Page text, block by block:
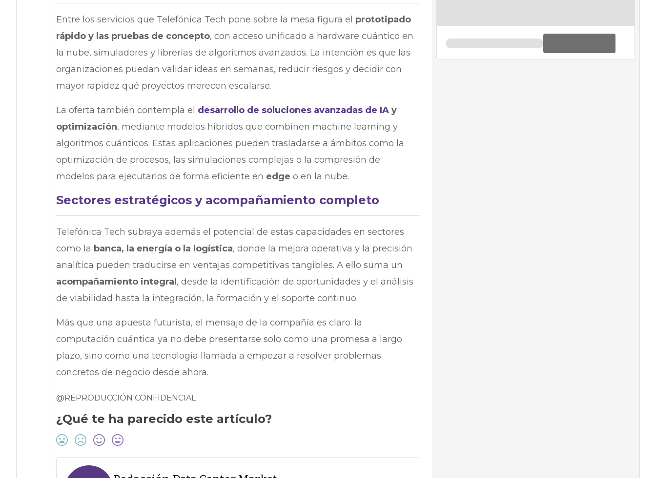
Entre los servicios que Telefónica Tech pone sobre la mesa figura el prototipado
rápido y las pruebas de concepto, con acceso unificado a hardware cuántico en
la nube, simuladores y librerías de algoritmos avanzados. La intención es que las
organizaciones puedan validar ideas en semanas, reducir riesgos y decidir con
mayor rapidez qué proyectos merecen escalarse.
La oferta también contempla el desarrollo de soluciones avanzadas de IAy
optimización, mediante modelos híbridos que combinen machine learning y
algoritmos cuánticos. Estas aplicaciones pueden trasladarse a ámbitos como la
optimización de procesos, las simulaciones complejas o la compresión de
modelos para ejecutarlos de forma eficiente en edge o en la nube.
Sectores estratégicos y acompañamiento completo
Telefónica Tech subraya además el potencial de estas capacidades en sectores
como la banca, la energía o la logística, donde la mejora operativa y la precisión
analítica pueden traducirse en ventajas competitivas tangibles. A ello suma un
acompañamiento integral , desde la identificación de oportunidades y el análisis
de viabilidad hasta la integración, la formación y el soporte continuo.
Más que una apuesta futurista, el mensaje de la compañía es claro: la
computación cuántica ya no debe presentarse solo como una promesa a largo
plazo, sino como una tecnología llamada a empezar a resolver problemas
concretos de negocio desde ahora.
@REPRODUCCIÓN CONFIDENCIAL
¿Qué te ha parecido este artículo?